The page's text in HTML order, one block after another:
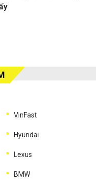
VinFast
Hyundai
Lexus
BMW